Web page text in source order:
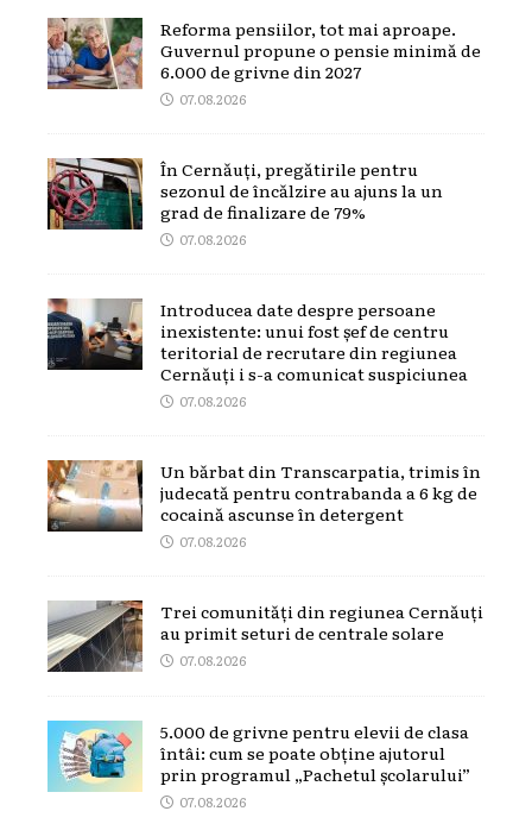
Reforma pensiilor, tot mai aproape.
Guvernul propune o pensie minimă de
6.000 de grivne din 2027
07.08.2026
În Cernăuți, pregătirile pentru
sezonul de încălzire au ajuns la un
grad de finalizare de 79%
07.08.2026
Introducea date despre persoane
inexistente: unui fost șef de centru
teritorial de recrutare din regiunea
Cernăuți i s-a comunicat suspiciunea
07.08.2026
Un bărbat din Transcarpatia, trimis în
judecată pentru contrabanda a 6 kg de
cocaină ascunse în detergent
07.08.2026
Trei comunități din regiunea Cernăuți
au primit seturi de centrale solare
07.08.2026
5.000 de grivne pentru elevii de clasa
întâi: cum se poate obține ajutorul
prin programul „Pachetul școlarului”
07.08.2026